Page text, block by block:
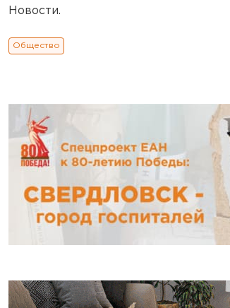
Новости.
Общество